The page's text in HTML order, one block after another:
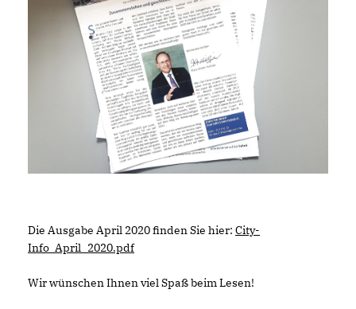
Die Ausgabe April 2020 finden Sie hier: City-
Info_April_2020.pdf
Wir wünschen Ihnen viel Spaß beim Lesen!